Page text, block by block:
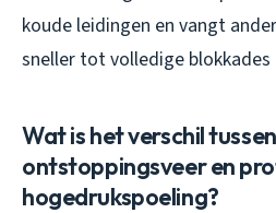
koude leidingen en vangt
sneller tot volledige
Wat is het verschil
ontstoppingsveer en
hogedrukspoeling?